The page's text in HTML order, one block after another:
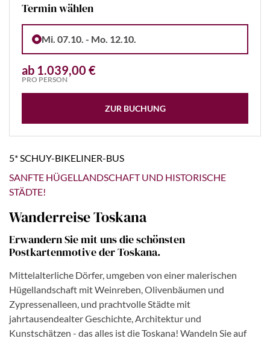
Termin wählen
Mi. 07.10. - Mo. 12.10.
ab 1.039,00 €
PRO PERSON
ZUR BUCHUNG
5* SCHUY-BIKELINER-BUS
SANFTE HÜGELLANDSCHAFT UND HISTORISCHE
STÄDTE!
Wanderreise Toskana
Erwandern Sie mit uns die schönsten
Postkartenmotive der Toskana.
Mittelalterliche Dörfer, umgeben von einer malerischen
Hügellandschaft mit Weinreben, Olivenbäumen und
Zypressenalleen, und prachtvolle Städte mit
jahrtausendealter Geschichte, Architektur und
Kunstschätzen - das alles ist die Toskana! Wandeln Sie auf